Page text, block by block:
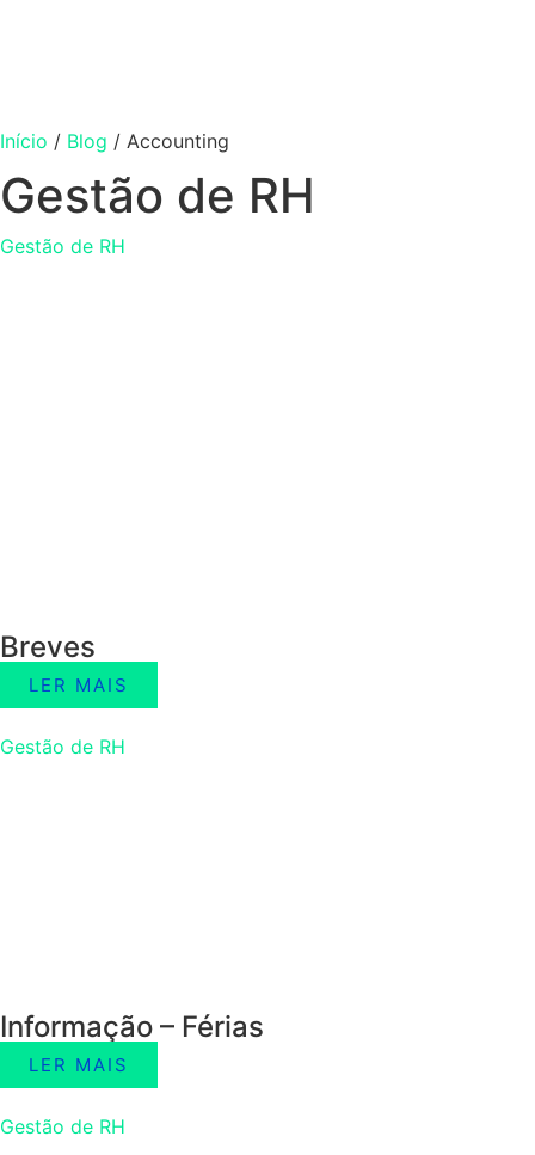
Início / Blog / Accounting
Gestão de RH
Gestão de RH
Breves
LER MAIS
Gestão de RH
Informação – Férias
LER MAIS
Gestão de RH